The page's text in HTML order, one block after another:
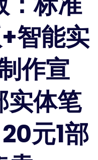
智能实
作宣
体笔
元1部